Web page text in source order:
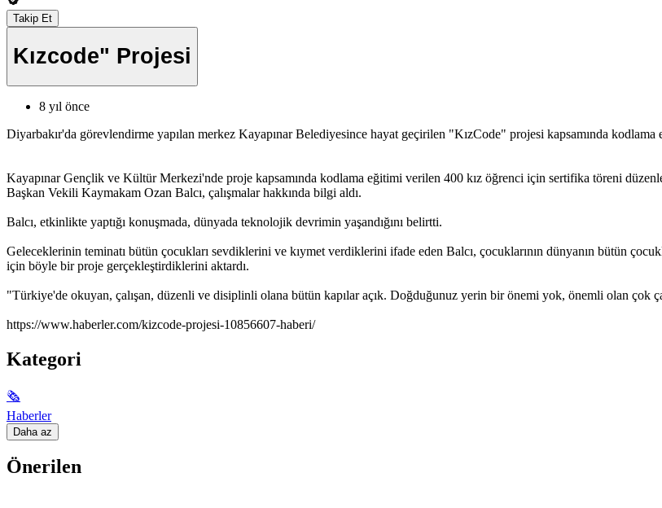
Takip Et
Kızcode" Projesi
8 yıl önce
Diyarbakır'da görevlendirme yapılan merkez Kayapınar Belediyesince hayat geçirilen "KızCode" projesi kapsamında kodlama
Kayapınar Gençlik ve Kültür Merkezi'nde proje kapsamında kodlama eğitimi verilen 400 kız öğrenci için sertifika töreni
Başkan Vekili Kaymakam Ozan Balcı, çalışmalar hakkında bilgi aldı.
Balcı, etkinlikte yaptığı konuşmada, dünyada teknolojik devrimin yaşandığını belirtti.
Geleceklerinin teminatı bütün çocukları sevdiklerini ve kıymet verdiklerini ifade eden Balcı, çocuklarının dünyanın bütün
için böyle bir proje gerçekleştirdiklerini aktardı.
"Türkiye'de okuyan, çalışan, düzenli ve disiplinli olana bütün kapılar açık. Doğduğunuz yerin bir önemi yok, önemli olan çok
https://www.haberler.com/kizcode-projesi-10856607-haberi/
Kategori
🗞
Haberler
Daha az
Önerilen